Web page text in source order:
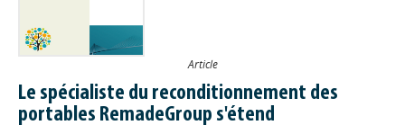
Article
Le spécialiste du reconditionnement des
portables RemadeGroup s'étend